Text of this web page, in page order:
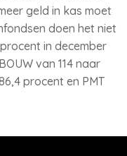
geld in kas moet
doen het niet
in december
van 114 naar
procent en PMT